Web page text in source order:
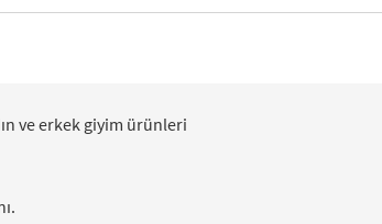
ve erkek giyim ürünleri